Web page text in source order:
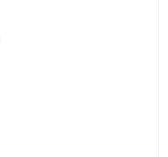
hvězdiček.